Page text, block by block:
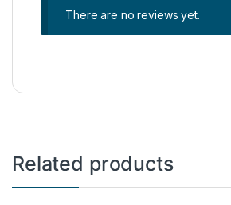
There are no reviews yet.
Related products